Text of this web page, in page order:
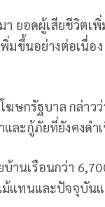
า ยอดผู้เสียชีวิตเ
มขึ้นอย่างต่อเนื่อ
ฆษกรัฐบาล กล่า
ละกู้ภัยที่ยังคงดำ
านเรือนกว่า
แทนและปัจจุบัน